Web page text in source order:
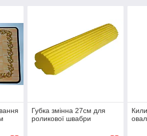
Губка змінна 27см для
роликової швабри